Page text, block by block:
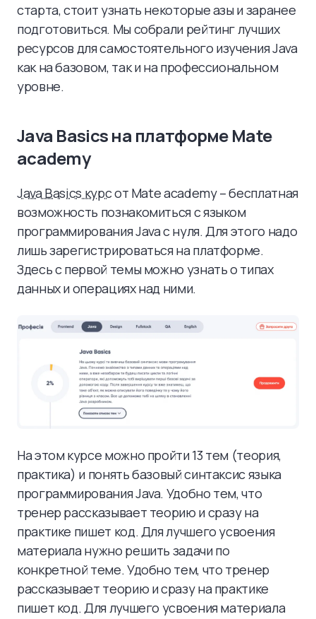
старта, стоит узнать некоторые азы и заранее
подготовиться. Мы собрали рейтинг лучших
ресурсов для самостоятельного изучения Java
как на базовом, так и на профессиональном
уровне.
Java Basics на платформе Mate
academy
Java Basics курсот Mate academy – бесплатная
возможность познакомиться с языком
программирования Java с нуля. Для этого надо
лишь зарегистрироваться на платформе.
Здесь с первой темы можно узнать о типах
данных и операциях над ними.
На этом курсе можно пройти 13 тем (теория,
практика) и понять базовый синтаксис языка
программирования Java. Удобно тем, что
тренер рассказывает теорию и сразу на
практике пишет код. Для лучшего усвоения
материала нужно решить задачи по
конкретной теме. Удобно тем, что тренер
рассказывает теорию и сразу на практике
пишет код. Для лучшего усвоения материала